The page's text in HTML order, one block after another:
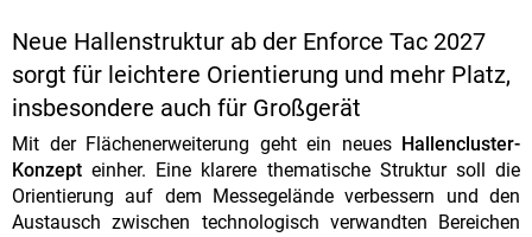
Neue Hallenstruktur ab der Enforce Tac 2027
sorgt für leichtere Orientierung und mehr Platz,
insbesondere auch für Großgerät
Mit der Flächenerweiterung geht ein neues Hallencluster-
Konzept einher. Eine klarere thematische Struktur soll die
Orientierung auf dem Messegelände verbessern und den
Austausch zwischen technologisch verwandten Bereichen